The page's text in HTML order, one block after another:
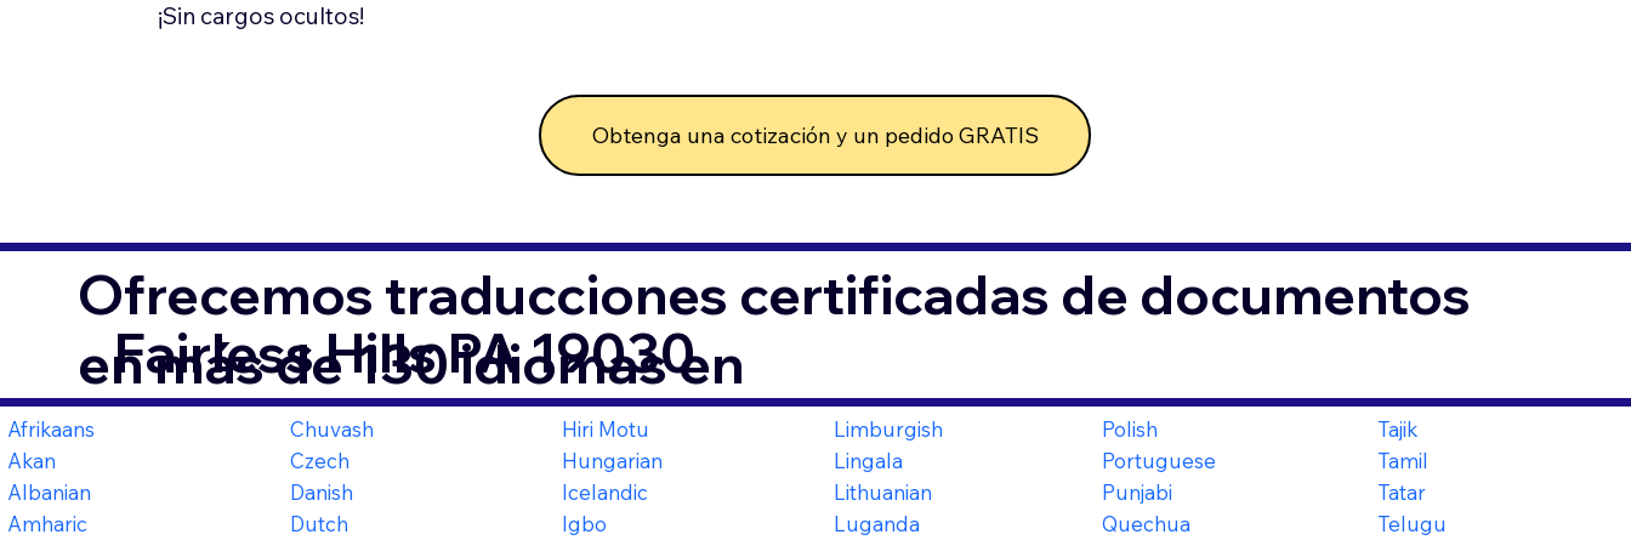
¡Sin cargos ocultos!
Obtenga una cotización y un pedido GRATIS
Ofrecemos traducciones certificadas de documentos
en más de 130 idiomas en
Fairless Hills PA 19030
Afrikaans
Akan
Albanian
Amharic
Chuvash
Czech
Danish
Dutch
Hiri Motu
Hungarian
Icelandic
Igbo
Limburgish
Lingala
Lithuanian
Luganda
Polish
Portuguese
Punjabi
Quechua
Tajik
Tamil
Tatar
Telugu